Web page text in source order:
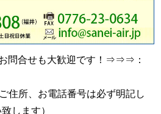
問合せも大歓迎です！⇒⇒⇒：
住所、お電話番号は必ず明記し
します）